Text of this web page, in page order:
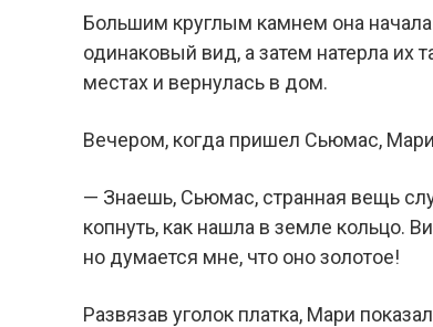
Большим круглым камнем она
одинаковый вид, а затем натерла их
местах и вернулась в дом.
Вечером, когда пришел Сьюмас,
— Знаешь, Сьюмас, странная вещь
копнуть, как нашла в земле кольцо.
но думается мне, что оно золотое!
Развязав уголок платка, Мари